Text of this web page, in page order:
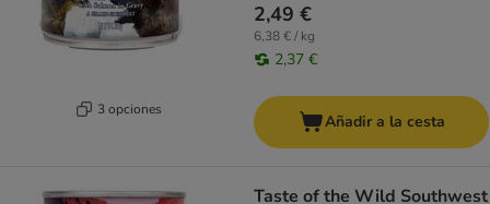
3 opciones
2,49 €
6,38 € / kg
2,37 €
Añadir a la cesta
Taste of the Wild Southwest